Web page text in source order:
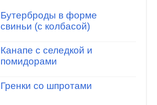
Бутерброды в форме
свиньи (с колбасой)
Канапе с селедкой и
помидорами
Гренки со шпротами